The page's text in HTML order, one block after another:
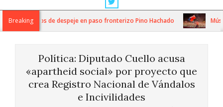
Navigation
MenuBreaking
trabajos de despeje en paso fronterizo Pino Hachado
Política: Diputado Cuello acusa
«apartheid social» por proyecto que
crea Registro Nacional de Vándalos
e Incivilidades